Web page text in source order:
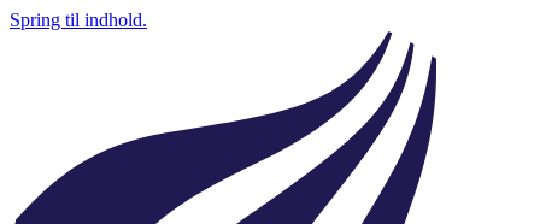
Spring til indhold.